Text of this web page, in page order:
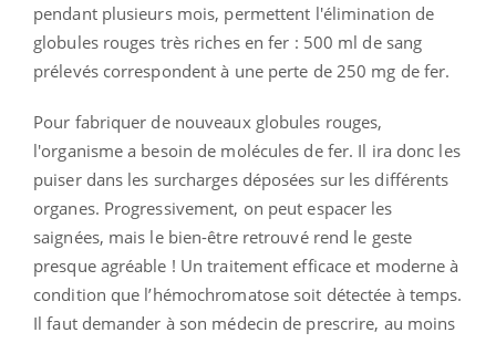
pendant plusieurs mois, permettent l'élimination de
globules rouges très riches en fer : 500 ml de sang
prélevés correspondent à une perte de 250 mg de fer.
Pour fabriquer de nouveaux globules rouges,
l'organisme a besoin de molécules de fer. Il ira donc les
puiser dans les surcharges déposées sur les différents
organes. Progressivement, on peut espacer les
saignées, mais le bien-être retrouvé rend le geste
presque agréable ! Un traitement efficace et moderne à
condition que l’hémochromatose soit détectée à temps.
Il faut demander à son médecin de prescrire, au moins